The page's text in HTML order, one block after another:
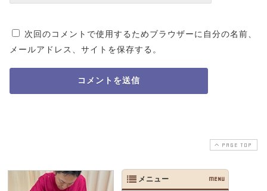
次回のコメントで使用するためブラウザーに自分の名前、
メールアドレス、サイトを保存する。
PAGE TOP
メニュー MENU